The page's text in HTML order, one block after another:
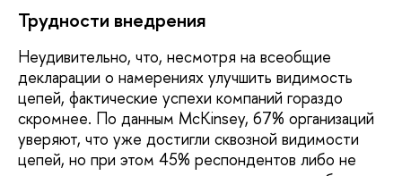
Трудности внедрения
Неудивительно, что, несмотря на всеобщие
декларации о намерениях улучшить видимость
цепей, фактические успехи компаний гораздо
скромнее. По данным McKinsey, 67% организаций
уверяют, что уже достигли сквозной видимости
цепей, но при этом 45% респондентов либо не